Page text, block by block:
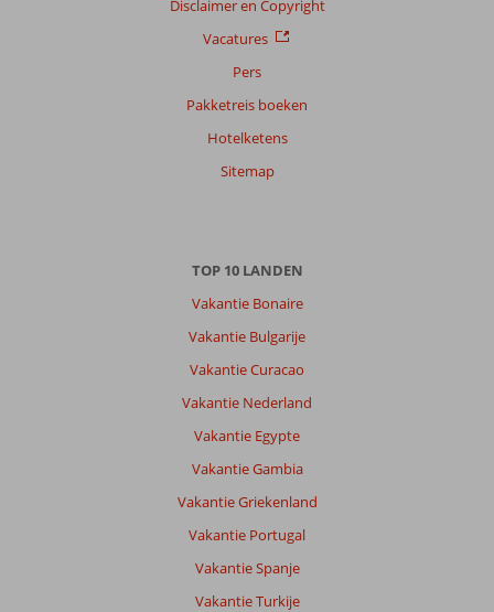
Disclaimer en Copyright
Vacatures
Pers
Pakketreis boeken
Hotelketens
Sitemap
TOP 10 LANDEN
Vakantie Bonaire
Vakantie Bulgarije
Vakantie Curacao
Vakantie Nederland
Vakantie Egypte
Vakantie Gambia
Vakantie Griekenland
Vakantie Portugal
Vakantie Spanje
Vakantie Turkije